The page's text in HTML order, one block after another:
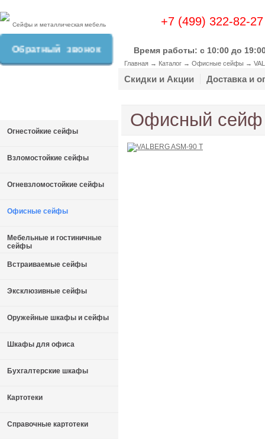
Сейфы и металлическая мебель
Обратный звонок
Скидки и Акции Доставка и
Главная → Каталог → Офисные сейфы →
Время работы: c 10:00 до
+7 (499) 322-82-27
Огнестойкие сейфы
Взломостойкие сейфы
Огневзломостойкие сейфы
Офисные сейфы
Мебельные и гостиничные
сейфы
Встраиваемые сейфы
Эксклюзивные сейфы
Оружейные шкафы и сейфы
Шкафы для офиса
Бухгалтерские шкафы
Картотеки
Справочные картотеки
Офисный сейф